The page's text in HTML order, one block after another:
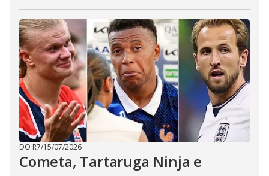
DO R7/15/07/2026
Cometa, Tartaruga Ninja e